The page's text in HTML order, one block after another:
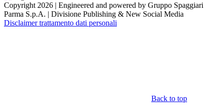
Copyright 2026 | Engineered and powered by Gruppo Spaggiari
Parma S.p.A. | Divisione Publishing & New Social Media
Disclaimer trattamento dati personali
Back to top